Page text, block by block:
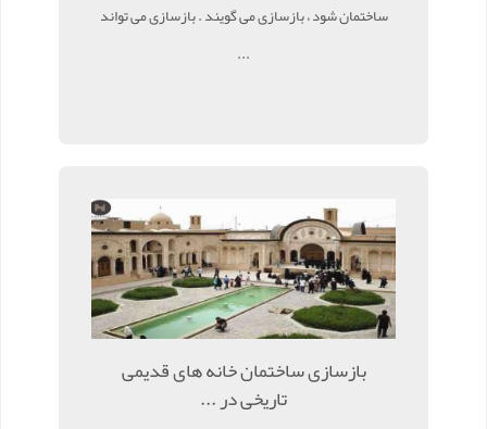
ساختمان شود ، بازسازی می گویند . بازسازی می تواند
...
بازسازی ساختمان خانه های قدیمی
تاریخی در ...